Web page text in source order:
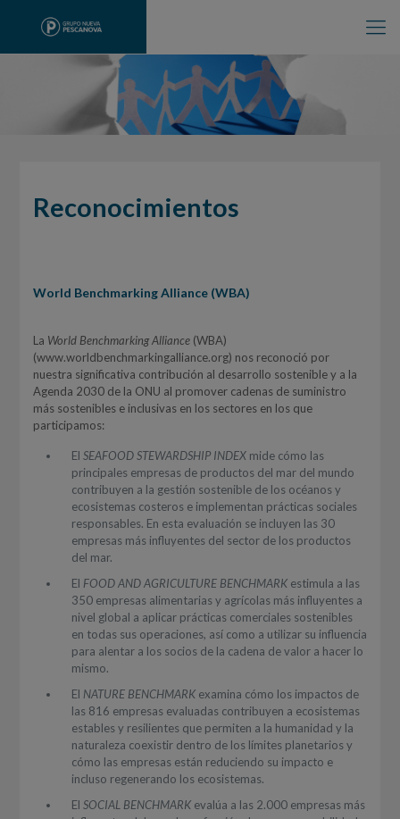
Reconocimientos
World Benchmarking Alliance (WBA)
La World Benchmarking Alliance(WBA)
(www.worldbenchmarkingalliance.org) nos reconoció por
nuestra significativa contribución al desarrollo sostenible y a la
Agenda 2030 de la ONU al promover cadenas de suministro
más sostenibles e inclusivas en los sectores en los que
participamos:
El SEAFOOD STEWARDSHIP INDEXmide cómo las
principales empresas de productos del mar del mundo
contribuyen a la gestión sostenible de los océanos y
ecosistemas costeros e implementan prácticas sociales
responsables. En esta evaluación se incluyen las 30
empresas más influyentes del sector de los productos
del mar.
El FOOD AND AGRICULTURE BENCHMARKestimula a las
350 empresas alimentarias y agrícolas más influyentes a
nivel global a aplicar prácticas comerciales sostenibles
en todas sus operaciones, así como a utilizar su influencia
para alentar a los socios de la cadena de valor a hacer lo
mismo.
El NATURE BENCHMARKexamina cómo los impactos de
las 816 empresas evaluadas contribuyen a ecosistemas
estables y resilientes que permiten a la humanidad y la
naturaleza coexistir dentro de los límites planetarios y
cómo las empresas están reduciendo su impacto e
incluso regenerando los ecosistemas.
El SOCIAL BENCHMARKevalúa a las 2.000 empresas más